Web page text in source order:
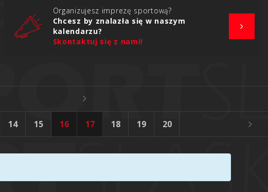
Organizujesz imprezę sportową?
Chcesz by znalazła się w naszym
kalendarzu?
Skontaktuj się z nami!
14 15 16 17 18 19 20 23